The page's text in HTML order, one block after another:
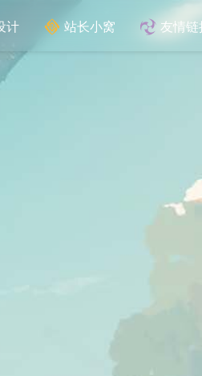
计 站长小窝 友情链